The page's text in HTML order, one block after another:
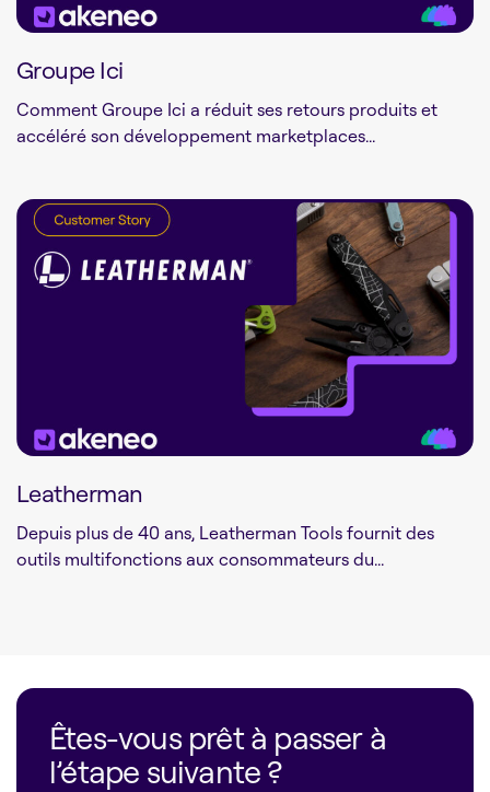
Groupe Ici
Comment Groupe Ici a réduit ses retours produits et
accéléré son développement marketplaces...
Leatherman
Depuis plus de 40 ans, Leatherman Tools fournit des
outils multifonctions aux consommateurs du...
Êtes-vous prêt à passer à
l’étape suivante ?